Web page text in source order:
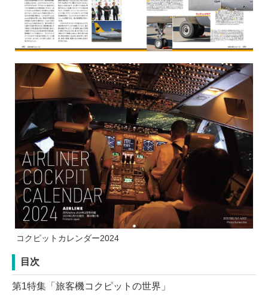
コクピットカレンダー2024
目次
第1特集「旅客機コクピットの世界」